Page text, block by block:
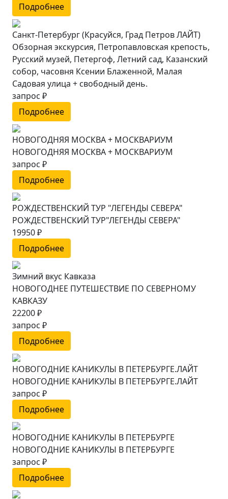
Подробнее
Санкт-Петербург (Красуйся, Град Петров ЛАЙТ)
Обзорная экскурсия, Петропавловская крепость,
Русский музей, Петергоф, Летний сад, Казанский
собор, часовня Ксении Блаженной, Малая
Садовая улица + свободный день.
запрос ₽
Подробнее
НОВОГОДНЯЯ МОСКВА + МОСКВАРИУМ
НОВОГОДНЯЯ МОСКВА + МОСКВАРИУМ
запрос ₽
Подробнее
РОЖДЕСТВЕНСКИЙ ТУР "ЛЕГЕНДЫ СЕВЕРА"
РОЖДЕСТВЕНСКИЙ ТУР"ЛЕГЕНДЫ СЕВЕРА"
19950 ₽
Подробнее
Зимний вкус Кавказа
НОВОГОДНЕЕ ПУТЕШЕСТВИЕ ПО СЕВЕРНОМУ
КАВКАЗУ
22200 ₽
запрос ₽
Подробнее
НОВОГОДНИЕ КАНИКУЛЫ В ПЕТЕРБУРГЕ.ЛАЙТ
НОВОГОДНИЕ КАНИКУЛЫ В ПЕТЕРБУРГЕ.ЛАЙТ
запрос ₽
Подробнее
НОВОГОДНИЕ КАНИКУЛЫ В ПЕТЕРБУРГЕ
НОВОГОДНИЕ КАНИКУЛЫ В ПЕТЕРБУРГЕ
запрос ₽
Подробнее